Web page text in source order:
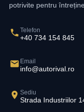
potrivite pentru
Telefon
+40 734 154 845
Email
info@autorival.ro
Sediu
Strada Industriilor